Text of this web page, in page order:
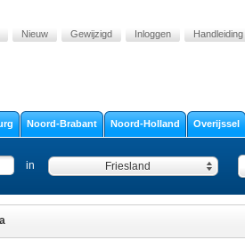
Nieuw Gewijzigd Inloggen Handleiding
Noord-Brabant Noord-Holland Overijssel
in Friesland